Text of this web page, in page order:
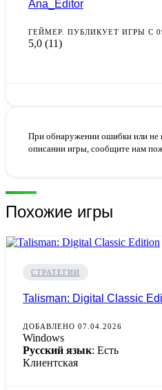
Ana_Editor
ГЕЙМЕР. ПУБЛИКУЕТ ИГРЫ С
5,0 (11)
При обнаружении ошибки или не
описании игры, сообщите нам
Похожие игры
СТРАТЕГИИ
Talisman: Digital Classic
ДОБАВЛЕНО 07.04.2026
Windows
Русский язык: Есть
Клиентская